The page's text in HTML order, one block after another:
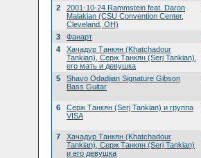
2
2001-10-24 Rammstein feat. Daron
Malakian (CSU Convention Center,
Cleveland, OH)
3 Фанарт
4
Хачадур Танкян (Khatchadour
Tankian), Серж Танкян (Serj Tankian),
его мать и девушка
5
Shavo Odadjian Signature Gibson
Bass Guitar
6
Серж Танкян (Serj Tankian) и группа
VISA
7
Хачадур Танкян (Khatchadour
Tankian), Серж Танкян (Serj Tankian)
и его девушка